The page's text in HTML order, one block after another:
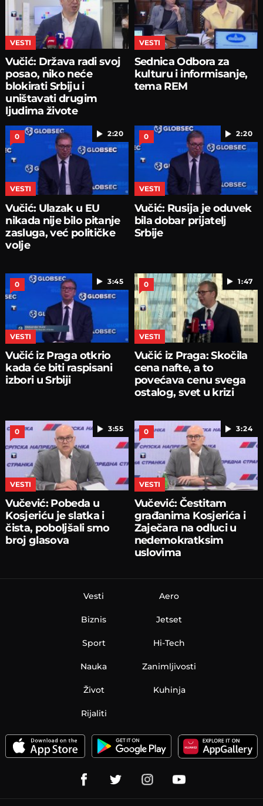
VESTI
Vučić: Država radi svoj
posao, niko neće
blokirati Srbiju i
uništavati drugim
ljudima živote
VESTI
Sednica Odbora za
kulturu i informisanje,
tema REM
2:20
0
VESTI
Vučić: Ulazak u EU
nikada nije bilo pitanje
zasluga, već političke
volje
2:20
0
VESTI
Vučić: Rusija je oduvek
bila dobar prijatelj
Srbije
3:45
0
VESTI
Vučić iz Praga otkrio
kada će biti raspisani
izbori u Srbiji
1:47
0
VESTI
Vučić iz Praga: Skočila
cena nafte, a to
povećava cenu svega
ostalog, svet u krizi
3:55
0
VESTI
Vučević: Pobeda u
Kosjeriću je slatka i
čista, poboljšali smo
broj glasova
3:24
0
VESTI
Vučević: Čestitam
građanima Kosjerića i
Zaječara na odluci u
nedemokratksim
uslovima
Vesti
Biznis
Sport
Nauka
Aero
Jetset
Hi-Tech
Zanimljivosti
Život Kuhinja
Rijaliti